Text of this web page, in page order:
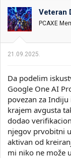
i
k
t
e
m
Veteran
PCAXE
21.09.2025.
Da podelim
Google One AI
povezan za
krajem avgusta
dodao
njegov prvobitni
aktivan od
mi niko ne može